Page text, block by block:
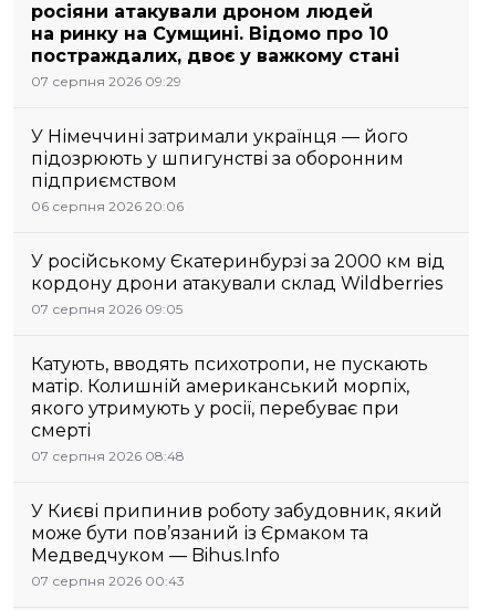
росіяни атакували дроном людей
на ринку на Сумщині. Відомо про 10
постраждалих, двоє у важкому стані
07 серпня 2026 09:29
У Німеччині затримали українця — його
підозрюють у шпигунстві за оборонним
підприємством
06 серпня 2026 20:06
У російському Єкатеринбурзі за 2000 км від
кордону дрони атакували склад Wildberries
07 серпня 2026 09:05
Катують, вводять психотропи, не пускають
матір. Колишній американський морпіх,
якого утримують у росії, перебуває при
смерті
07 серпня 2026 08:48
У Києві припинив роботу забудовник, який
може бути пов’язаний із Єрмаком та
Медведчуком — Bihus.Info
07 серпня 2026 00:43